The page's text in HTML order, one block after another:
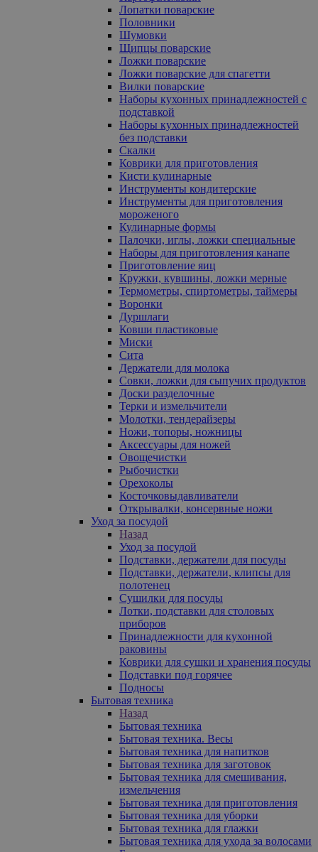
Лопатки поварские
Половники
Шумовки
Щипцы поварские
Ложки поварские
Ложки поварские для спагетти
Вилки поварские
Наборы кухонных принадлежностей с
подставкой
Наборы кухонных принадлежностей
без подставки
Скалки
Коврики для приготовления
Кисти кулинарные
Инструменты кондитерские
Инструменты для приготовления
мороженого
Кулинарные формы
Палочки, иглы, ложки специальные
Наборы для приготовления канапе
Приготовление яиц
Кружки, кувшины, ложки мерные
Термометры, спиртометры, таймеры
Воронки
Дуршлаги
Ковши пластиковые
Миски
Сита
Держатели для молока
Совки, ложки для сыпучих продуктов
Доски разделочные
Терки и измельчители
Молотки, тендерайзеры
Ножи, топоры, ножницы
Аксессуары для ножей
Овощечистки
Рыбочистки
Орехоколы
Косточковыдавливатели
Открывалки, консервные ножи
Уход за посудой
Назад
Уход за посудой
Подставки, держатели для посуды
Подставки, держатели, клипсы для
полотенец
Сушилки для посуды
Лотки, подставки для столовых
приборов
Принадлежности для кухонной
раковины
Коврики для сушки и хранения посуды
Подставки под горячее
Подносы
Бытовая техника
Назад
Бытовая техника
Бытовая техника. Весы
Бытовая техника для напитков
Бытовая техника для заготовок
Бытовая техника для смешивания,
измельчения
Бытовая техника для приготовления
Бытовая техника для уборки
Бытовая техника для глажки
Бытовая техника для ухода за волосами